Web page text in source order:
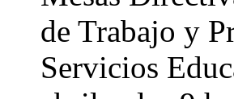
de Trabajo y
Servicios